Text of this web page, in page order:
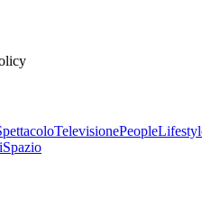
TelevisionePeople
Spazio